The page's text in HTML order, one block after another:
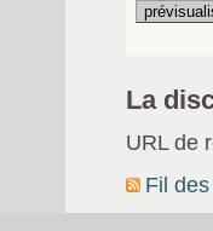
La
URL de
Fil